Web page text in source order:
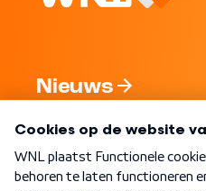
Nieuws
Nieuwsbrief